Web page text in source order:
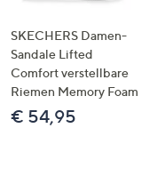
links
bzw.
rechts,
um
diese
SKECHERS Damen-
Sandale Lifted
Comfort verstellbare
Riemen Memory Foam
€ 54,95